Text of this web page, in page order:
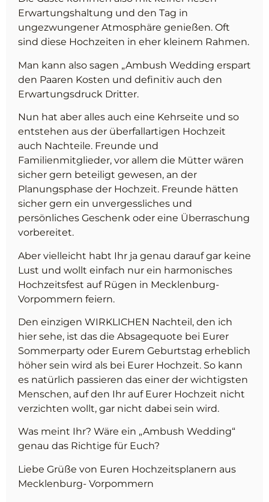
Erwartungshaltung und den Tag in
ungezwungener Atmosphäre genießen. Oft
sind diese Hochzeiten in eher kleinem Rahmen.
Man kann also sagen „Ambush Wedding erspart
den Paaren Kosten und definitiv auch den
Erwartungsdruck Dritter.
Nun hat aber alles auch eine Kehrseite und so
entstehen aus der überfallartigen Hochzeit
auch Nachteile. Freunde und
Familienmitglieder, vor allem die Mütter wären
sicher gern beteiligt gewesen, an der
Planungsphase der Hochzeit. Freunde hätten
sicher gern ein unvergessliches und
persönliches Geschenk oder eine Überraschung
vorbereitet.
Aber vielleicht habt Ihr ja genau darauf gar keine
Lust und wollt einfach nur ein harmonisches
Hochzeitsfest auf Rügen in Mecklenburg-
Vorpommern feiern.
Den einzigen WIRKLICHEN Nachteil, den ich
hier sehe, ist das die Absagequote bei Eurer
Sommerparty oder Eurem Geburtstag erheblich
höher sein wird als bei Eurer Hochzeit. So kann
es natürlich passieren das einer der wichtigsten
Menschen, auf den Ihr auf Eurer Hochzeit nicht
verzichten wollt, gar nicht dabei sein wird.
Was meint Ihr? Wäre ein „Ambush Wedding“
genau das Richtige für Euch?
Liebe Grüße von Euren Hochzeitsplanern aus
Mecklenburg- Vorpommern